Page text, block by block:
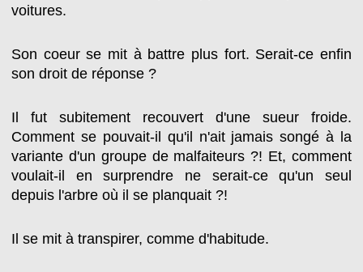
voitures.
Son coeur se mit à battre plus fort. Serait-ce enfin
son droit de réponse ?
Il fut subitement recouvert d'une sueur froide.
Comment se pouvait-il qu'il n'ait jamais songé à la
variante d'un groupe de malfaiteurs ?! Et, comment
voulait-il en surprendre ne serait-ce qu'un seul
depuis l'arbre où il se planquait ?!
Il se mit à transpirer, comme d'habitude.